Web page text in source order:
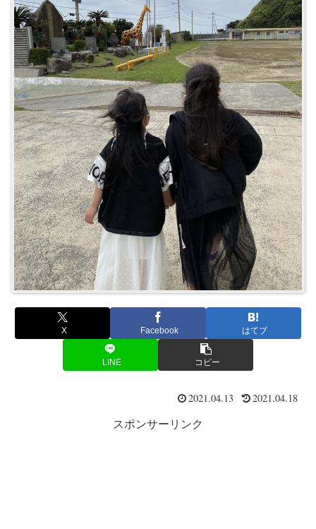
X Facebook はてブ
LINE コピー
2021.04.13 2021.04.18
スポンサーリンク